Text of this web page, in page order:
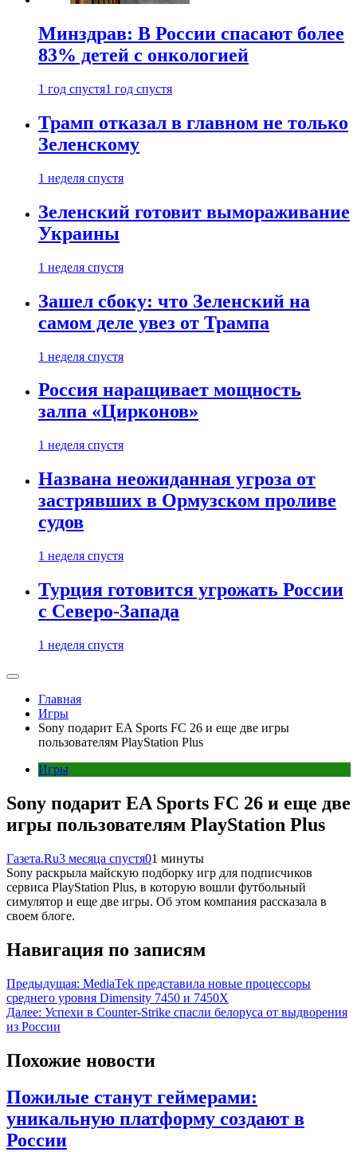
Минздрав: В России спасают более
83% детей с онкологией
1 год спустя1 год спустя
Трамп отказал в главном не только
Зеленскому
1 неделя спустя
Зеленский готовит вымораживание
Украины
1 неделя спустя
Зашел сбоку: что Зеленский на
самом деле увез от Трампа
1 неделя спустя
Россия наращивает мощность
залпа «Цирконов»
1 неделя спустя
Названа неожиданная угроза от
застрявших в Ормузском проливе
судов
1 неделя спустя
Турция готовится угрожать России
с Северо-Запада
1 неделя спустя
Главная
Игры
Sony подарит EA Sports FC 26 и еще две игры
пользователям PlayStation Plus
Игры
Sony подарит EA Sports FC 26 и еще две
игры пользователям PlayStation Plus
Газета.Ru3 месяца спустя01 минуты
Sony раскрыла майскую подборку игр для подписчиков
сервиса PlayStation Plus, в которую вошли футбольный
симулятор и еще две игры. Об этом компания рассказала в
своем блоге.
Навигация по записям
Предыдущая: MediaTek представила новые процессоры
среднего уровня Dimensity 7450 и 7450X
Далее: Успехи в Counter-Strike спасли белоруса от выдворения
из России
Похожие новости
Пожилые станут геймерами:
уникальную платформу создают в
России